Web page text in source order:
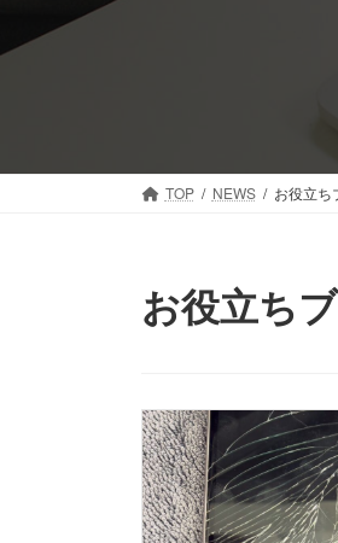
ン
ビ
TOP NEWS お役立ち
お役立ち